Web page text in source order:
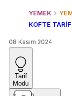
YEMEK
KÖFTE
08 Kasım 2024
Tarif
Modu